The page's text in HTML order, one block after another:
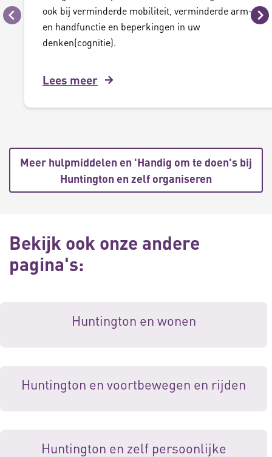
Vorige
ook bij verminderde mobiliteit, verminderde arm-
en handfunctie en beperkingen in uw
denken(cognitie).
Lees meer
Meer hulpmiddelen en 'Handig om te doen's bij
Huntington en zelf organiseren
Bekijk ook onze andere
pagina's:
Huntington en wonen
Huntington en voortbewegen en rijden
Huntington en zelf persoonlijke